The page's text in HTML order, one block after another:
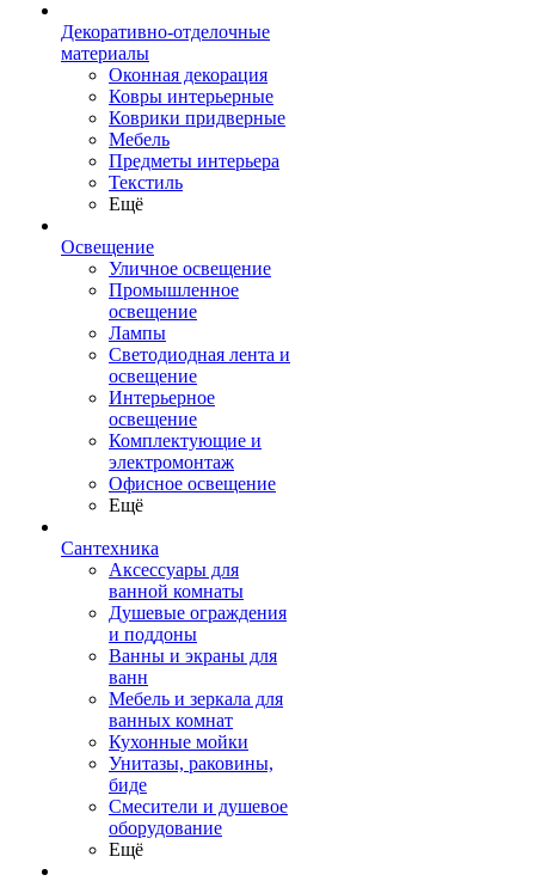
Декоративно-отделочные
материалы
Оконная декорация
Ковры интерьерные
Коврики придверные
Мебель
Предметы интерьера
Текстиль
Ещё
Освещение
Уличное освещение
Промышленное
освещение
Лампы
Светодиодная лента и
освещение
Интерьерное
освещение
Комплектующие и
электромонтаж
Офисное освещение
Ещё
Сантехника
Аксессуары для
ванной комнаты
Душевые ограждения
и поддоны
Ванны и экраны для
ванн
Мебель и зеркала для
ванных комнат
Кухонные мойки
Унитазы, раковины,
биде
Смесители и душевое
оборудование
Ещё